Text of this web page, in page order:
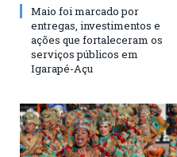
Maio foi marcado por
entregas, investimentos e
ações que fortaleceram os
serviços públicos em
Igarapé-Açu